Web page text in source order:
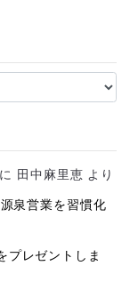
に 田中麻里恵 より
泉営業を習慣化
プレゼントしま